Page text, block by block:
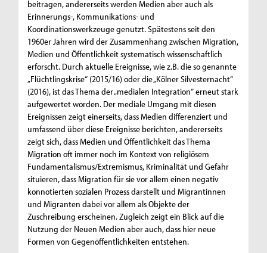
beitragen, andererseits werden Medien aber auch als
Erinnerungs-, Kommunikations- und
Koordinationswerkzeuge genutzt. Spätestens seit den
1960er Jahren wird der Zusammenhang zwischen Migration,
Medien und Öffentlichkeit systematisch wissenschaftlich
erforscht. Durch aktuelle Ereignisse, wie z.B. die so genannte
„Flüchtlingskrise“ (2015/16) oder die „Kölner Silvesternacht“
(2016), ist das Thema der „medialen Integration“ erneut stark
aufgewertet worden. Der mediale Umgang mit diesen
Ereignissen zeigt einerseits, dass Medien differenziert und
umfassend über diese Ereignisse berichten, andererseits
zeigt sich, dass Medien und Öffentlichkeit das Thema
Migration oft immer noch im Kontext von religiösem
Fundamentalismus/Extremismus, Kriminalität und Gefahr
situieren, dass Migration für sie vor allem einen negativ
konnotierten sozialen Prozess darstellt und Migrantinnen
und Migranten dabei vor allem als Objekte der
Zuschreibung erscheinen. Zugleich zeigt ein Blick auf die
Nutzung der Neuen Medien aber auch, dass hier neue
Formen von Gegenöffentlichkeiten entstehen.